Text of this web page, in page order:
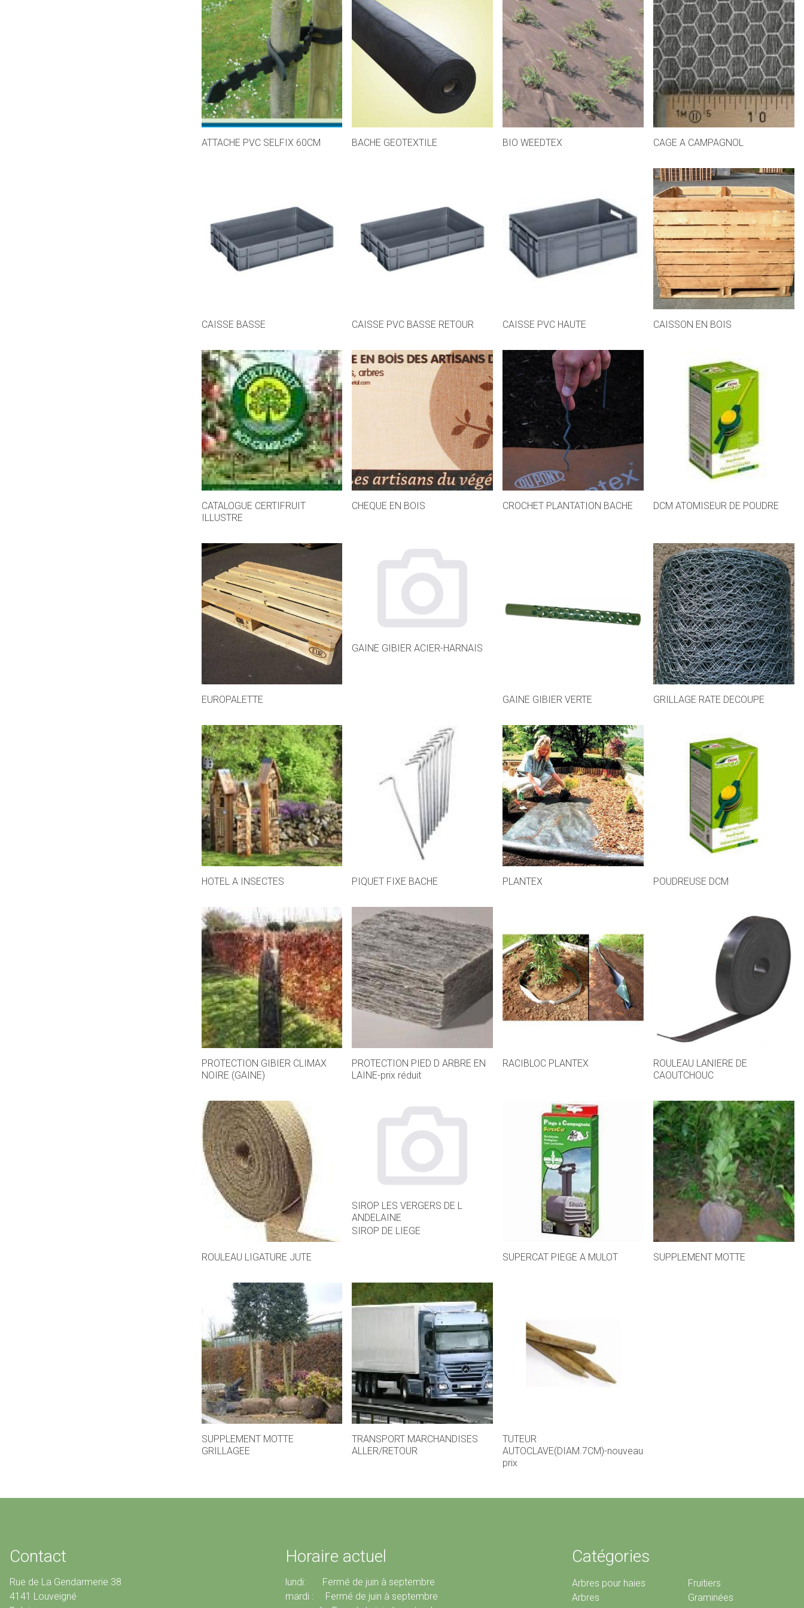
ATTACHE PVC SELFIX 60CM BACHE GEOTEXTILE BIO WEEDTEX CAGE A CAMPAGNOL
CAISSE BASSE CAISSE PVC BASSE RETOUR CAISSE PVC HAUTE CAISSON EN BOIS
CATALOGUE CERTIFRUIT
ILLUSTRE
CHEQUE EN BOIS CROCHET PLANTATION BACHE DCM ATOMISEUR DE POUDRE
EUROPALETTE
GAINE GIBIER ACIER-HARNAIS
GAINE GIBIER VERTE GRILLAGE RATE DECOUPE
HOTEL A INSECTES PIQUET FIXE BACHE PLANTEX POUDREUSE DCM
PROTECTION GIBIER CLIMAX
NOIRE (GAINE)
PROTECTION PIED D ARBRE EN
LAINE-prix réduit
RACIBLOC PLANTEX
ROULEAU LANIERE DE
CAOUTCHOUC
ROULEAU LIGATURE JUTE
SIROP LES VERGERS DE L
ANDELAINE
SIROP DE LIEGE
SUPERCAT PIEGE A MULOT SUPPLEMENT MOTTE
SUPPLEMENT MOTTE
GRILLAGEE
TRANSPORT MARCHANDISES
ALLER/RETOUR
TUTEUR
AUTOCLAVE(DIAM.7CM)-nouveau
prix
Contact
Rue de La Gendarmerie 38
4141 Louveigné
Horaire actuel
lundi: Fermé de juin à septembre
mardi : Fermé de juin à septembre
Catégories
Arbres pour haies
Arbres
Fruitiers
Graminées